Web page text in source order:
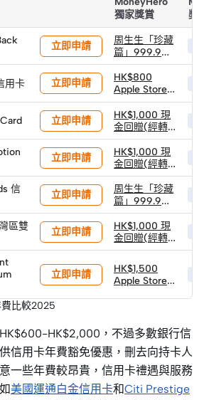
獨家獎賞
獎
立即申請
周生生「珍藏
篇」999.9黃
金小馬 (1克) ×
2件 (限量100
件)
用卡 立即申請
HK$800
Apple Store
禮品卡
立即申請
HK$1,000 現
金回贈(經轉
數快)
立即申請
HK$1,000 現
金回贈(經轉
數快)
信
立即申請
周生生「珍藏
篇」999.9黃
金小馬 (1克) ×
2件 (限量100
件)
區雙
立即申請
HK$1,000 現
金回贈(經轉
數快)
立即申請
HK$1,500
Apple Store
比較2025
HK$2,000，不過多數銀行信
信用卡年費豁免優惠，刪去向持卡人
一些年費較昂貴，信用卡禮遇與服務
美國運通白金信用卡和Citi Prestige